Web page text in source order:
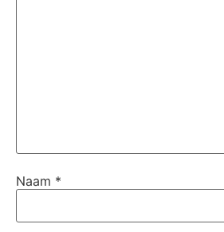
Naam *